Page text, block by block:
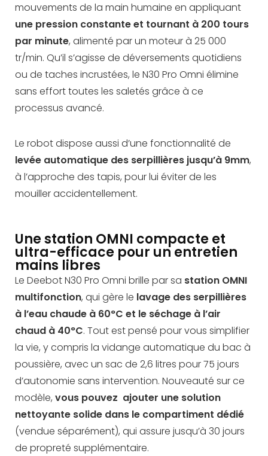
mouvements de la main humaine en appliquant
une pression constante et tournant à 200 tours
par minute, alimenté par un moteur à 25 000
tr/min. Qu’il s’agisse de déversements quotidiens
ou de taches incrustées, le N30 Pro Omni élimine
sans effort toutes les saletés grâce à ce
processus avancé.
Le robot dispose aussi d’une fonctionnalité de
levée automatique des serpillières jusqu’à 9mm,
à l’approche des tapis, pour lui éviter de les
mouiller accidentellement.
Une station OMNI compacte et
ultra-efficace pour un entretien
mains libres
Le Deebot N30 Pro Omni brille par sa station OMNI
multifonction, qui gère le lavage des serpillières
à l’eau chaude à 60°C et le séchage à l’air
chaud à 40°C. Tout est pensé pour vous simplifier
la vie, y compris la vidange automatique du bac à
poussière, avec un sac de 2,6 litres pour 75 jours
d’autonomie sans intervention. Nouveauté sur ce
modèle, vous pouvez ajouter une solution
nettoyante solide dans le compartiment dédié
(vendue séparément), qui assure jusqu’à 30 jours
de propreté supplémentaire.